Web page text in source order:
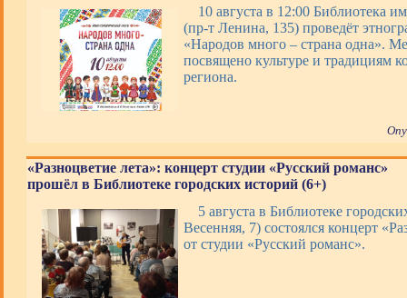
10 августа в 12:00 Библиотека
(пр-т Ленина, 135) проведёт
«Народов много – страна одна».
посвящено культуре и традициям
региона.
«Разноцветие лета»: концерт студии «Русский романс»
прошёл в Библиотеке городских историй (6+)
5 августа в Библиотеке
Весенняя, 7) состоялся концерт
от студии «Русский романс».